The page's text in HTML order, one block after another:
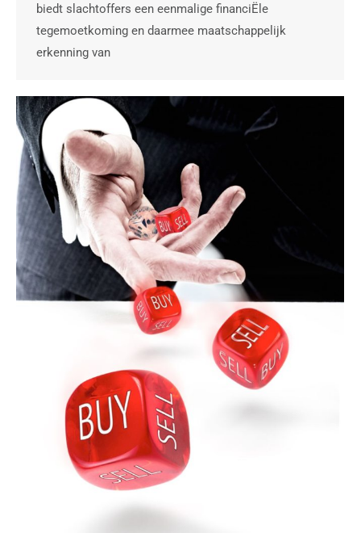
biedt slachtoffers een eenmalige financiËle
tegemoetkoming en daarmee maatschappelijk
erkenning van